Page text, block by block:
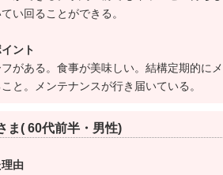
の方のコメント
ートには、攻略のカギを握るナビ
コース内を管理するシステムを導
です。ナビ付の乗用カートが90台
い回ることができる。
ント
がある。食事が美味しい。結構定期的に
と。メンテナンスが行き届いている。
ま( 60代前半・男性)
由